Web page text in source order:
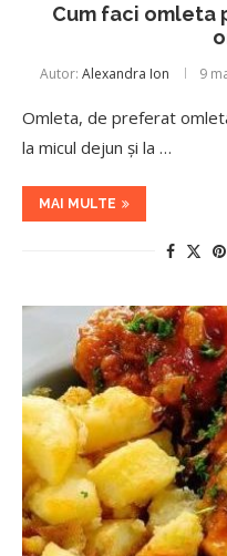
Cum faci omleta
Autor: Alexandra Ion 9
Omleta, de preferat
la micul dejun și la …
MAI MULTE